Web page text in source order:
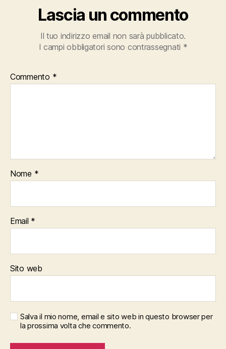
Lascia un commento
Il tuo indirizzo email non sarà pubblicato.
I campi obbligatori sono contrassegnati *
Commento *
Nome *
Email *
Sito web
Salva il mio nome, email e sito web in questo browser per
la prossima volta che commento.